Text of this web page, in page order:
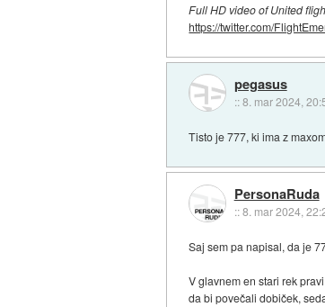
Full HD video of United
https://twitter.com/
pegasus
::8. mar 2024,
Tisto je 777, ki ima z
PersonaRuda
::8. mar 2024,
Saj sem pa napisal, da je
V glavnem en stari rek
da bi povečali dobiček,